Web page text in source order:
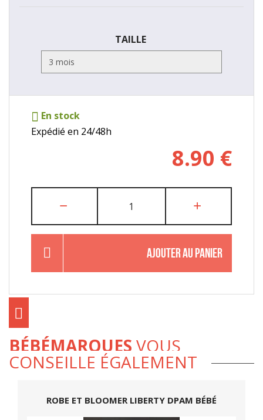
TAILLE
En stock
Expédié en 24/48h
8.90 €
AJOUTER AU PANIER
BÉBÉMARQUES VOUS
CONSEILLE ÉGALEMENT
ROBE ET BLOOMER LIBERTY DPAM BÉBÉ